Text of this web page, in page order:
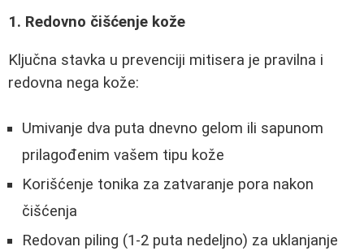
1. Redovno čišćenje kože
Ključna stavka u prevenciji mitisera je pravilna i
redovna nega kože:
Umivanje dva puta dnevno gelom ili sapunom
prilagođenim vašem tipu kože
Korišćenje tonika za zatvaranje pora nakon
čišćenja
Redovan piling (1-2 puta nedeljno) za uklanjanje